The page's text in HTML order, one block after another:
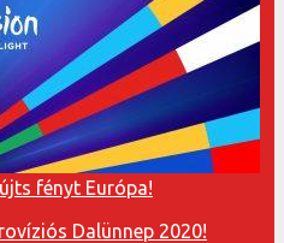
fényt Európa!
Dalünnep 2020!